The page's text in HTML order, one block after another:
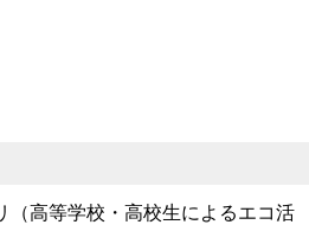
（高等学校・高校生によるエコ活